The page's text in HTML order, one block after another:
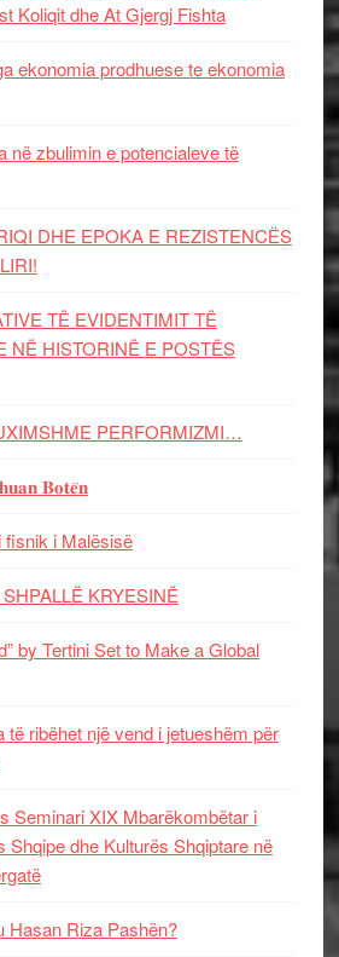
Koliqit dhe At Gjergj Fishta
ekonomia prodhuese te ekonomia
në zbulimin e potencialeve të
DHE EPOKA E REZISTENCЁS
TË EVIDENTIMIT TË
NË HISTORINË E POSTËS
PERFORMIZMI…
𝐁𝐨𝐭𝐞̈𝐧
fisnik i Malësisë
KRYESINË
by Tertini Set to Make a Global
të ribëhet një vend i jetueshëm për
Seminari XIX Mbarëkombëtar i
Shqipe dhe Kulturës Shqiptare në
Hasan Riza Pashën?